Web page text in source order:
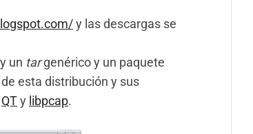
y las descargas se
un targenérico y un paquete
esta distribución y sus
QTy libpcap.